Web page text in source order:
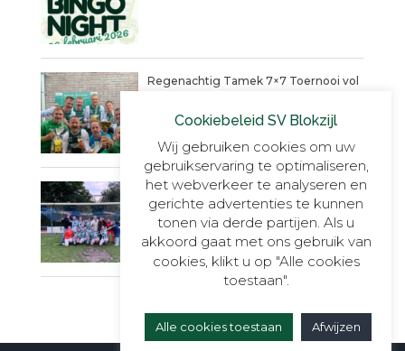
Regenachtig Tamek 7×7 Toernooi vol
9 JUNI 2025
Blokzijl VR30+1, onverslaanbaar,
onnavolgbaar en ongekend kampioen.
23 MEI 2025
Cookiebeleid SV Blokzijl
Wij gebruiken cookies om uw
gebruikservaring te optimaliseren,
het webverkeer te analyseren en
gerichte advertenties te kunnen
tonen via derde partijen. Als u
akkoord gaat met ons gebruik van
cookies, klikt u op "Alle cookies
toestaan".
Alle cookies toestaan Afwijzen